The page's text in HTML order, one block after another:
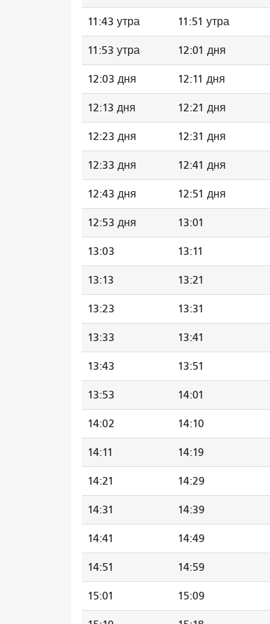
11:43 утра 11:51 утра
11:53 утра 12:01 дня
12:03 дня 12:11 дня
12:13 дня 12:21 дня
12:23 дня 12:31 дня
12:33 дня 12:41 дня
12:43 дня 12:51 дня
12:53 дня 13:01
13:03 13:11
13:13 13:21
13:23 13:31
13:33 13:41
13:43 13:51
13:53 14:01
14:02 14:10
14:11 14:19
14:21 14:29
14:31 14:39
14:41 14:49
14:51 14:59
15:01 15:09